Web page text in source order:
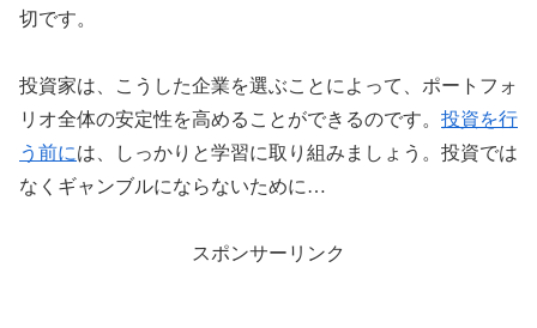
切です。
投資家は、こうした企業を選ぶことによって、ポートフォ
リオ全体の安定性を高めることができるのです。 投資を行
う前には、しっかりと学習に取り組みましょう。投資では
なくギャンブルにならないために…
スポンサーリンク